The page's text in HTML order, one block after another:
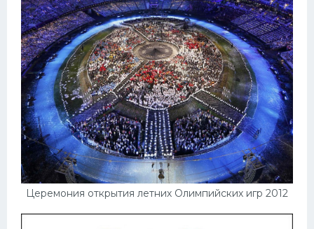
Церемония открытия летних Олимпийских игр 2012